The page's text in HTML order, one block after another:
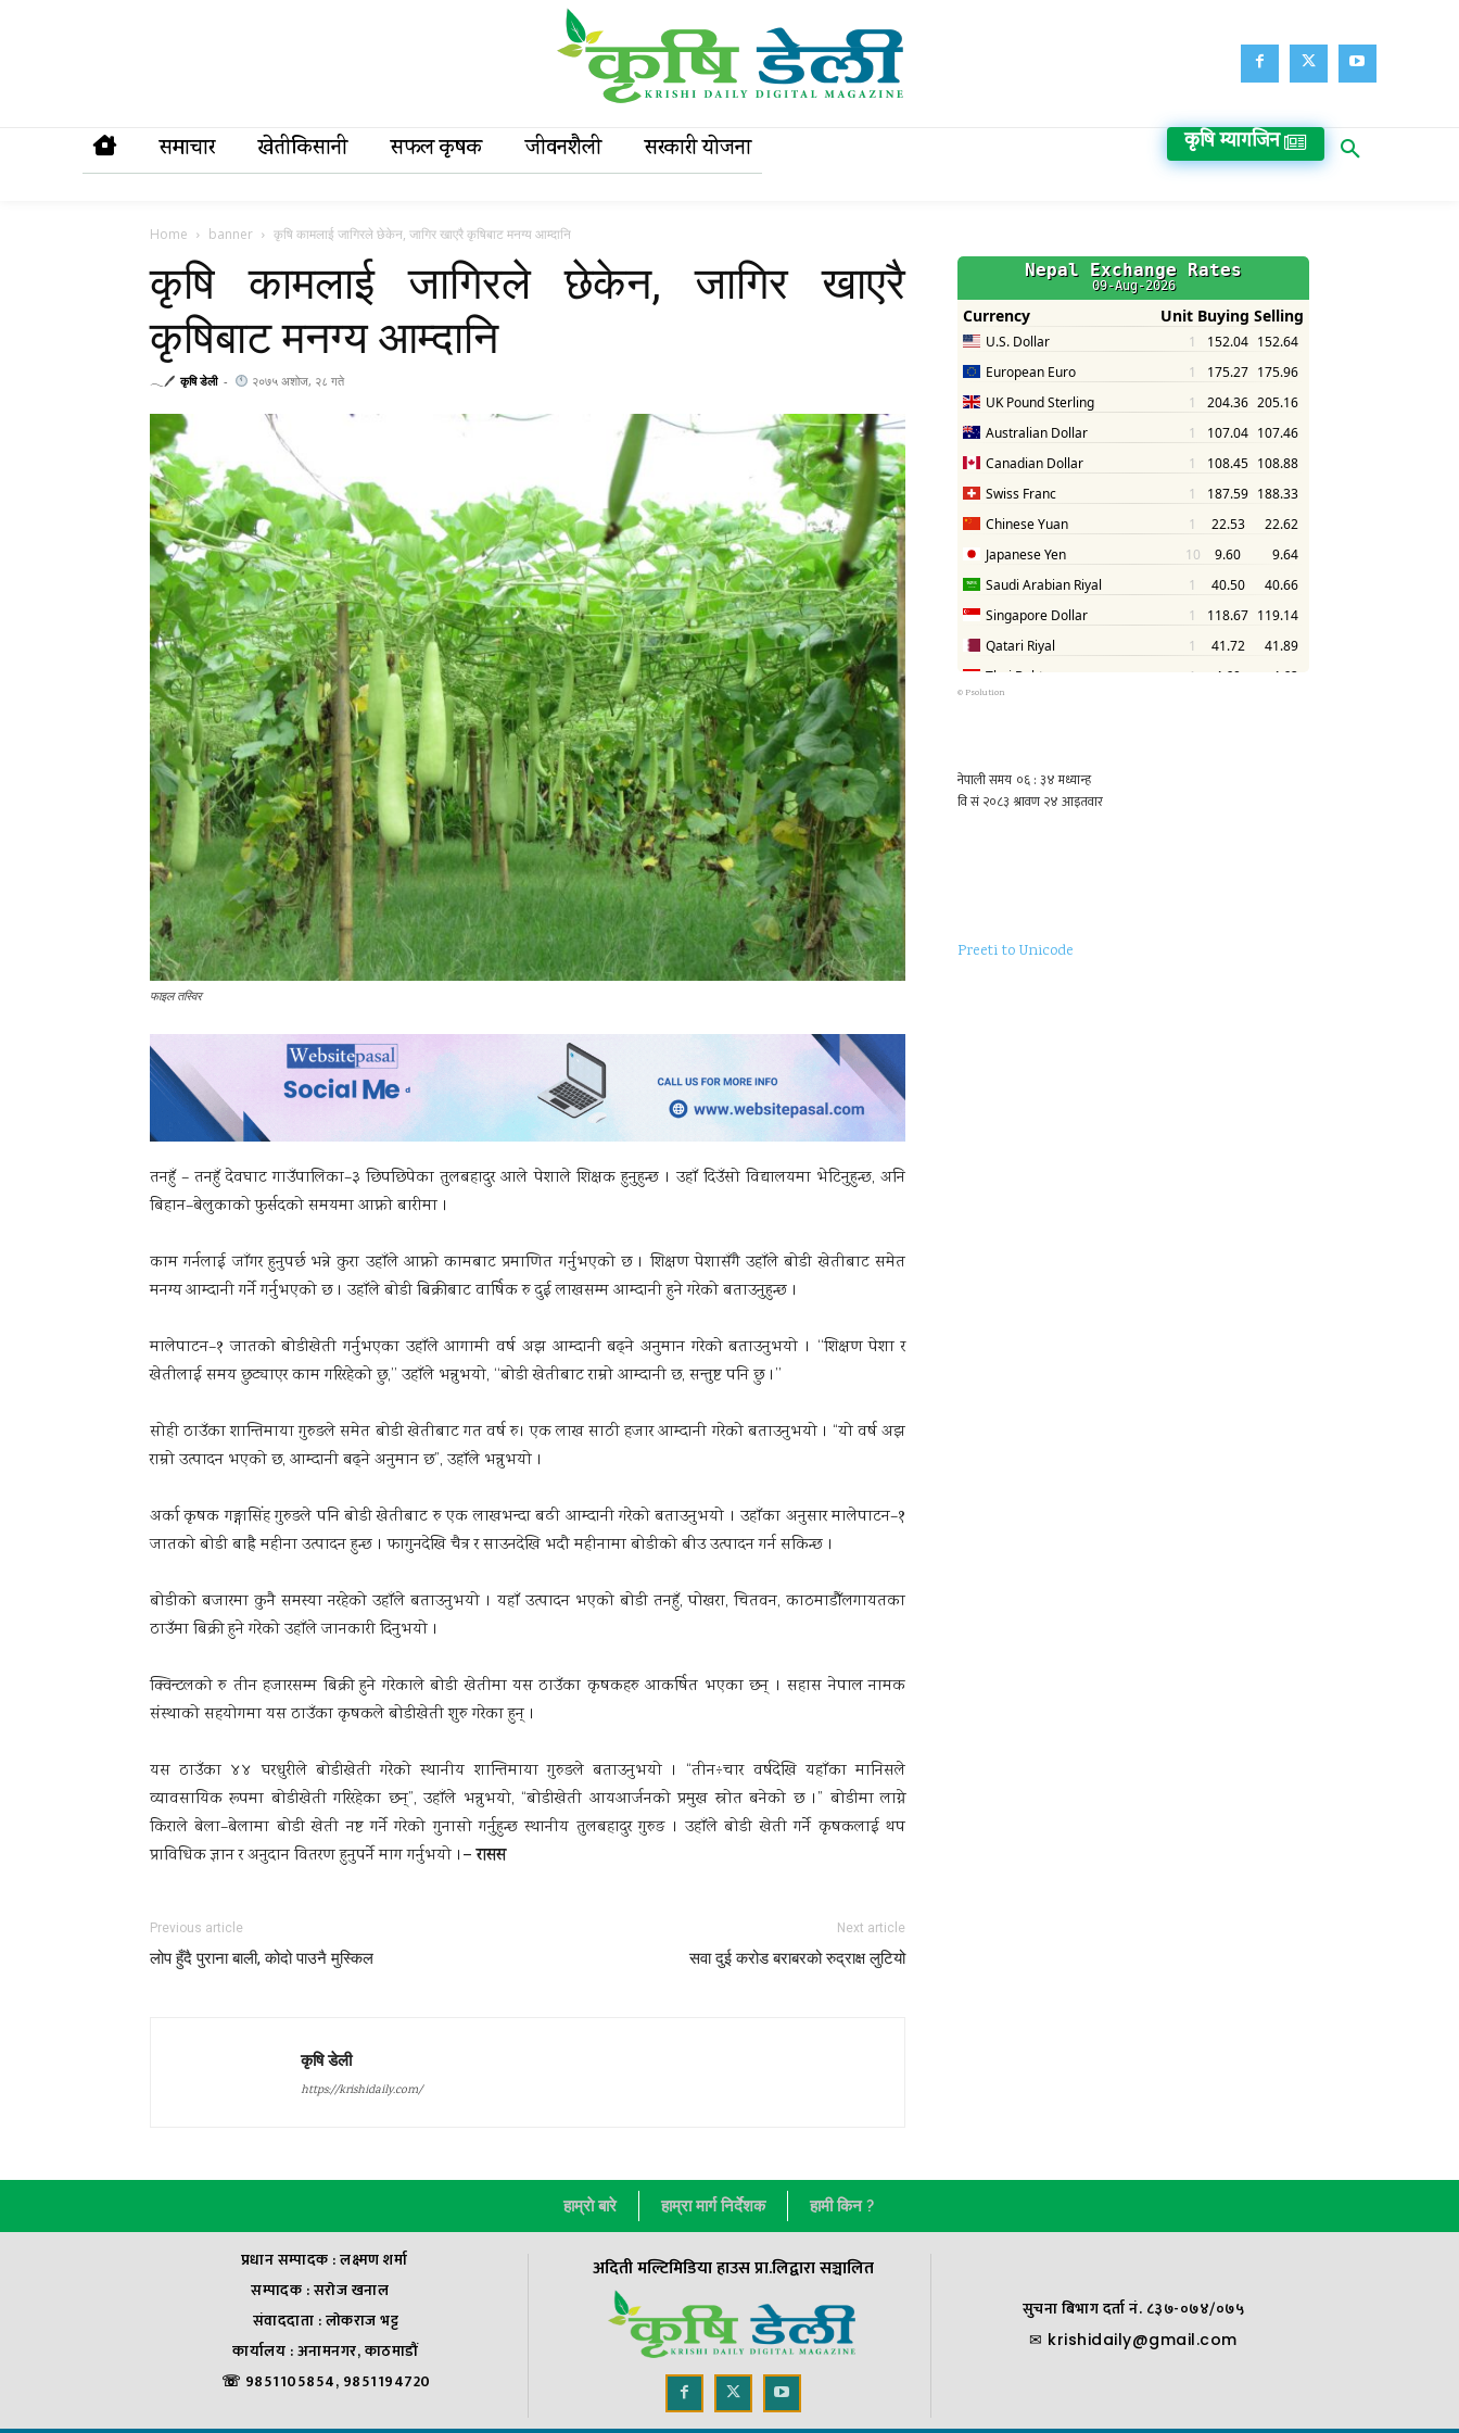
समाचार खेतीकिसानी सफल कृषक जीवनशैली सरकारी याेजना कृषि म्यागजिन
Home banner कृषि कामलाई जागिरले छेकेन, जागिर खाएरै कृषिबाट मनग्य आम्दानि
कृषि कामलाई जागिरले छेकेन, जागिर खाएरै
कृषिबाट मनग्य आम्दानि
𓂃🖊 कृषि डेली - २०७५ अशोज, २८ गते
फाइल तस्विर
तनहुँ – तनहुँ देवघाट गाउँपालिका–३ छिपछिपेका तुलबहादुर आले पेशाले शिक्षक हुनुहुन्छ । उहाँ दिउँसो विद्यालयमा भेटिनुहुन्छ, अनि
बिहान–बेलुकाको फुर्सदको समयमा आफ्नो बारीमा ।
काम गर्नलाई जाँगर हुनुपर्छ भन्ने कुरा उहाँले आफ्नो कामबाट प्रमाणित गर्नुभएको छ । शिक्षण पेशासँगै उहाँले बोडी खेतीबाट समेत
मनग्य आम्दानी गर्ने गर्नुभएको छ । उहाँले बोडी बिक्रीबाट वार्षिक रु दुई लाखसम्म आम्दानी हुने गरेको बताउनुहुन्छ ।
मालेपाटन–१ जातको बोडीखेती गर्नुभएका उहाँले आगामी वर्ष अझ आम्दानी बढ्ने अनुमान गरेको बताउनुभयो । ‘‘शिक्षण पेशा र
खेतीलाई समय छुट्याएर काम गरिरहेको छु,’’ उहाँले भन्नुभयो, ‘‘बोडी खेतीबाट राम्रो आम्दानी छ, सन्तुष्ट पनि छु ।’’
सोही ठाउँका शान्तिमाया गुरुङले समेत बोडी खेतीबाट गत वर्ष रु। एक लाख साठी हजार आम्दानी गरेको बताउनुभयो । “यो वर्ष अझ
राम्रो उत्पादन भएको छ, आम्दानी बढ्ने अनुमान छ”, उहाँले भन्नुभयो ।
अर्का कृषक गङ्गासिंह गुरुङले पनि बोडी खेतीबाट रु एक लाखभन्दा बढी आम्दानी गरेको बताउनुभयो । उहाँका अनुसार मालेपाटन–१
जातको बोडी बाह्रै महीना उत्पादन हुन्छ । फागुनदेखि चैत्र र साउनदेखि भदौ महीनामा बोडीको बीउ उत्पादन गर्न सकिन्छ ।
बोडीको बजारमा कुनै समस्या नरहेको उहाँले बताउनुभयो । यहाँ उत्पादन भएको बोडी तनहुँ, पोखरा, चितवन, काठमाडौँलगायतका
ठाउँमा बिक्री हुने गरेको उहाँले जानकारी दिनुभयो ।
क्विन्टलको रु तीन हजारसम्म बिक्री हुने गरेकाले बोडी खेतीमा यस ठाउँका कृषकहरु आकर्षित भएका छन् । सहास नेपाल नामक
संस्थाको सहयोगमा यस ठाउँका कृषकले बोडीखेती शुरु गरेका हुन् ।
यस ठाउँका ४४ घरधुरीले बोडीखेती गरेको स्थानीय शान्तिमाया गुरुङले बताउनुभयो । “तीन÷चार वर्षदेखि यहाँका मानिसले
व्यावसायिक रूपमा बोडीखेती गरिरहेका छन्”, उहाँले भन्नुभयो, “बोडीखेती आयआर्जनको प्रमुख स्रोत बनेको छ ।” बोडीमा लाग्ने
किराले बेला–बेलामा बोडी खेती नष्ट गर्ने गरेको गुनासो गर्नुहुन्छ स्थानीय तुलबहादुर गुरुङ । उहाँले बोडी खेती गर्ने कृषकलाई थप
प्राविधिक ज्ञान र अनुदान वितरण हुनुपर्ने माग गर्नुभयो ।– रासस
Previous article
लोप हुँदै पुराना बाली, कोदो पाउनै मुस्किल
Next article
सवा दुई करोड बराबरको रुद्राक्ष लुटियो
कृषि डेली
https://krishidaily.com/
© Psolution
Preeti to Unicode
हाम्राे बारे हाम्रा मार्ग निर्देशक हामी किन ?
प्रधान सम्पादक : लक्ष्मण शर्मा
सम्पादक : सराेज खनाल
संवाददाता : लाेकराज भट्ट
कार्यालय : अनामनगर, काठमाडौं
☏ 9851105854, 9851194720
अदिती मल्टिमिडिया हाउस प्रा.लिद्वारा सञ्चालित
सुचना बिभाग दर्ता नं. ८३७-०७४/०७५
✉ krishidaily@gmail.com